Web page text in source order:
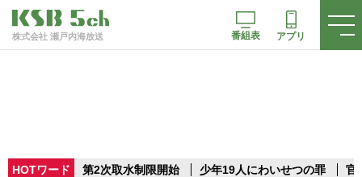
株式会社 瀬戸内海放送 番組表 アプリ
HOTワード 第2次取水制限開始 少年19人にわいせつの罪 官